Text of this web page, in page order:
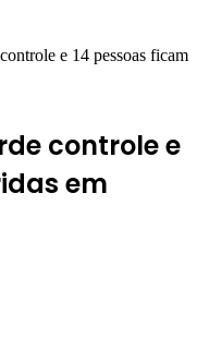
e 14 pessoas ficam
controle e
em